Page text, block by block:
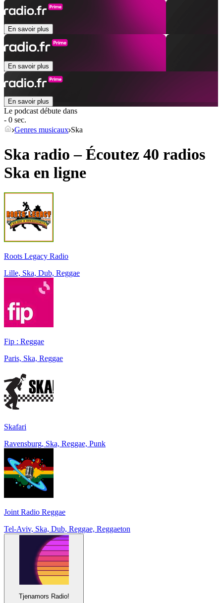
En savoir plus
En savoir plus
En savoir plus
Le podcast débute dans
- 0 sec.
Genres musicaux Ska
Ska radio – Écoutez 40 radios
Ska en ligne
Roots Legacy Radio
Lille, Ska, Dub, Reggae
Fip : Reggae
Paris, Ska, Reggae
Skafari
Ravensburg, Ska, Reggae, Punk
Joint Radio Reggae
Tel-Aviv, Ska, Dub, Reggae, Reggaeton
Tjenamors Radio!